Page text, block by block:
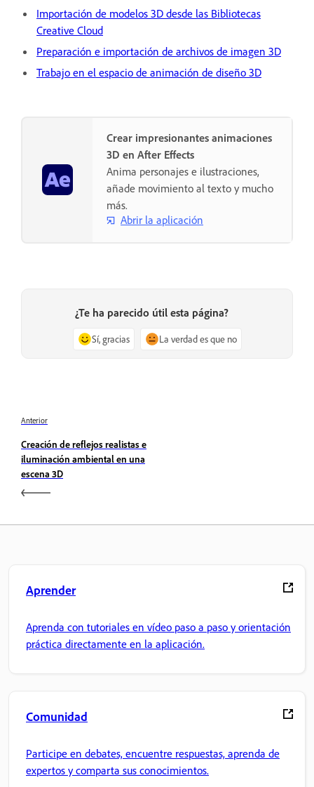
Importación de modelos 3D desde las Bibliotecas
Creative Cloud
Preparación e importación de archivos de imagen 3D
Trabajo en el espacio de animación de diseño 3D
Crear impresionantes animaciones
3D en After Effects
Anima personajes e ilustraciones,
añade movimiento al texto y mucho
más.
Abrir la aplicación
¿Te ha parecido útil esta página?
Sí, gracias La verdad es que no
Anterior
Creación de reflejos realistas e
iluminación ambiental en una
escena 3D
Aprender
Aprenda con tutoriales en vídeo paso a paso y orientación
práctica directamente en la aplicación.
Comunidad
Participe en debates, encuentre respuestas, aprenda de
expertos y comparta sus conocimientos.